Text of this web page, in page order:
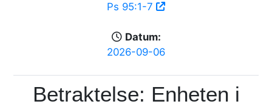
Ps 95:1-7
Datum:
2026-09-06
Betraktelse: Enheten i